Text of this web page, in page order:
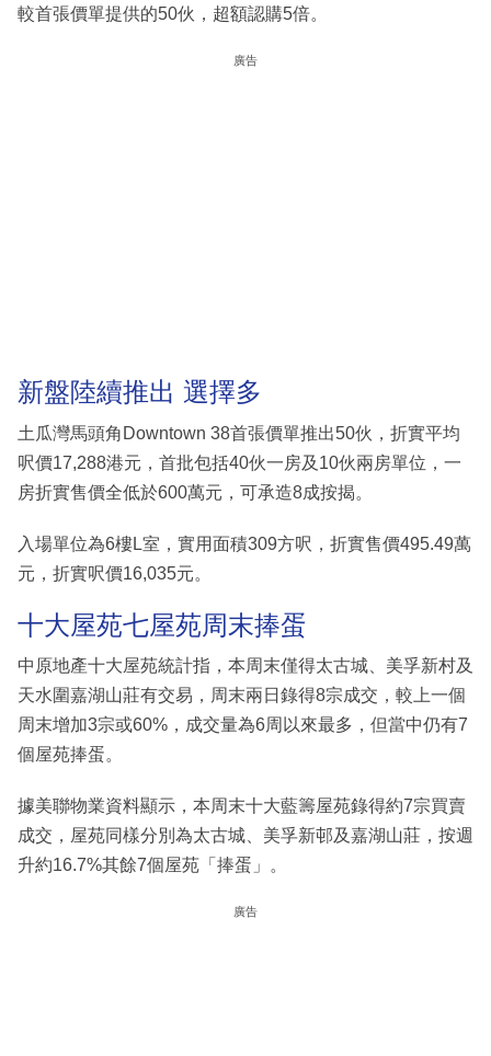
較首張價單提供的50伙，超額認購5倍。
廣告
新盤陸續推出 選擇多
土瓜灣馬頭角Downtown 38首張價單推出50伙，折實平均
呎價17,288港元，首批包括40伙一房及10伙兩房單位，一
房折實售價全低於600萬元，可承造8成按揭。
入場單位為6樓L室，實用面積309方呎，折實售價495.49萬
元，折實呎價16,035元。
十大屋苑七屋苑周末捧蛋
中原地產十大屋苑統計指，本周末僅得太古城、美孚新村及
天水圍嘉湖山莊有交易，周末兩日錄得8宗成交，較上一個
周末增加3宗或60%，成交量為6周以來最多，但當中仍有7
個屋苑捧蛋。
據美聯物業資料顯示，本周末十大藍籌屋苑錄得約7宗買賣
成交，屋苑同樣分別為太古城、美孚新邨及嘉湖山莊，按週
升約16.7%其餘7個屋苑「捧蛋」。
廣告